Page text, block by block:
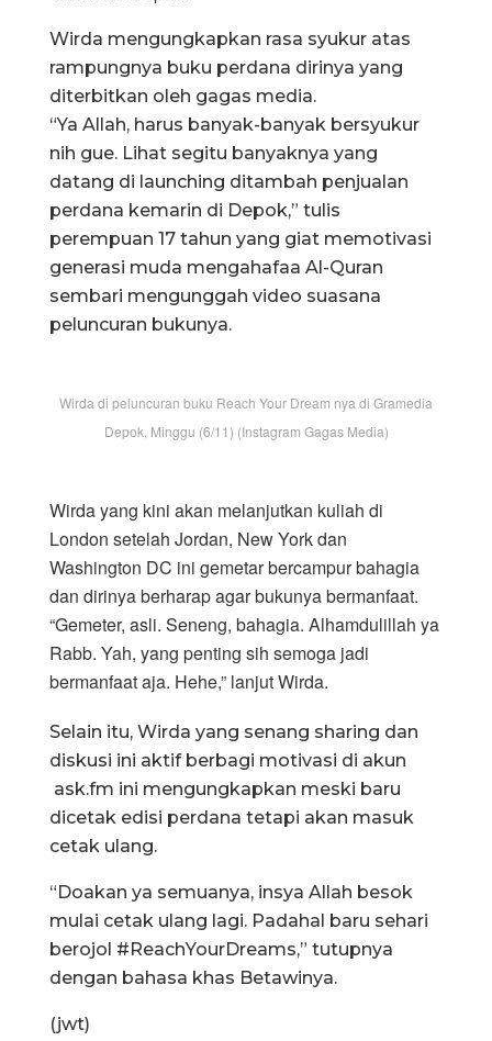
Wirda mengungkapkan rasa syukur atas
rampungnya buku perdana dirinya yang
diterbitkan oleh gagas media.
“Ya Allah, harus banyak-banyak bersyukur
nih gue. Lihat segitu banyaknya yang
datang di launching ditambah penjualan
perdana kemarin di Depok,” tulis
perempuan 17 tahun yang giat memotivasi
generasi muda mengahafaa Al-Quran
sembari mengunggah video suasana
peluncuran bukunya.
Wirda di peluncuran buku Reach Your Dream nya di Gramedia
Depok, Minggu (6/11) (Instagram Gagas Media)
Wirda yang kini akan melanjutkan kuliah di
London setelah Jordan, New York dan
Washington DC ini gemetar bercampur bahagia
dan dirinya berharap agar bukunya bermanfaat.
“Gemeter, asli. Seneng, bahagia. Alhamdulillah ya
Rabb. Yah, yang penting sih semoga jadi
bermanfaat aja. Hehe,” lanjut Wirda.
Selain itu, Wirda yang senang sharing dan
diskusi ini aktif berbagi motivasi di akun
ask.fm ini mengungkapkan meski baru
dicetak edisi perdana tetapi akan masuk
cetak ulang.
“Doakan ya semuanya, insya Allah besok
mulai cetak ulang lagi. Padahal baru sehari
berojol #ReachYourDreams,” tutupnya
dengan bahasa khas Betawinya.
(jwt)